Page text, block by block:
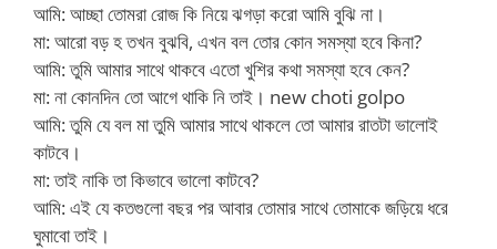
আমি: আচ্ছা তোমরা রোজ কি নিয়ে ঝগড়া করো আমি বুঝি না।
মা: আরো বড় হ তখন বুঝবি, এখন বল তোর কোন সমস্যা হবে কিনা?
আমি: তুমি আমার সাথে থাকবে এতো খুশির কথা সমস্যা হবে কেন?
মা: না কোনদিন তো আগে থাকি নি তাই। new choti golpo
আমি: তুমি যে বল মা তুমি আমার সাথে থাকলে তো আমার রাতটা ভালোই
কাটবে।
মা: তাই নাকি তা কিভাবে ভালো কাটবে?
আমি: এই যে কতগুলো বছর পর আবার তোমার সাথে তোমাকে জড়িয়ে ধরে
ঘুমাবো তাই।